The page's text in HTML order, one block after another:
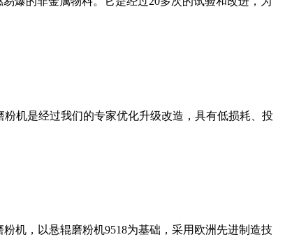
机是经过我们的专家优化升级改造，具有低损耗、投
机，以悬辊磨粉机9518为基础，采用欧洲先进制造技